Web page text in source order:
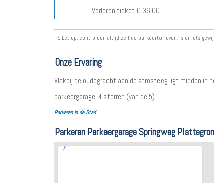
Verloren ticket € 36,00
PS Let op: controleer altijd zelf de parkeertarieven. Is er iets
Onze Ervaring
Vlakbij de oudegracht aan de strosteeg ligt midden in
parkeergarage. 4 sterren (van de 5).
Parkeren in de Stad
Parkeren Parkeergarage Springweg